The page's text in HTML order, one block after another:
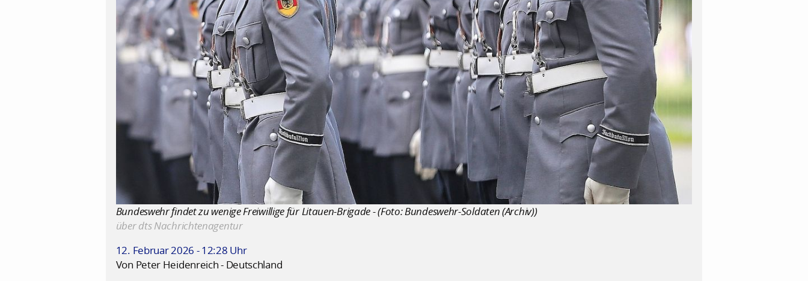
Bundeswehr findet zu wenige Freiwillige für Litauen-Brigade - (Foto: Bundeswehr-Soldaten (Archiv))
über dts Nachrichtenagentur
12. Februar 2026 - 12:28 Uhr
Von Peter Heidenreich - Deutschland